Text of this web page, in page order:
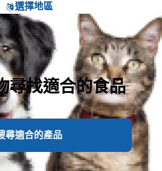
選擇地區
尋找適合的食品
尋適合的產品